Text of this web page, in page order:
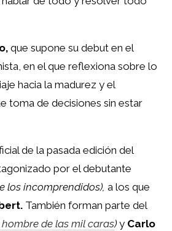
que supone su debut en el
en el que reflexiona sobre lo
hacia la madurez y el
toma de decisiones sin estar
de la pasada edición del
por el debutante
los incomprendidos), a los que
También forman parte del
hombre de las mil caras) y Carlo